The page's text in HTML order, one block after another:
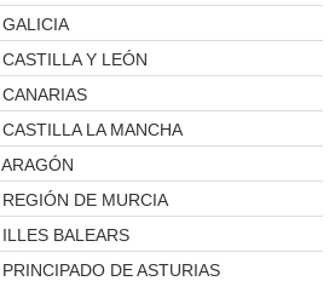
GALICIA
CASTILLA Y LEÓN
CANARIAS
CASTILLA LA MANCHA
ARAGÓN
REGIÓN DE MURCIA
ILLES BALEARS
PRINCIPADO DE ASTURIAS